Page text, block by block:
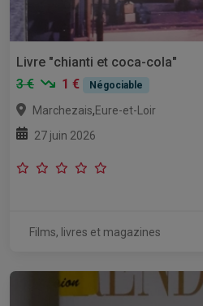
Livre "chianti et coca-cola"
3 €
1 € Négociable
Marchezais,Eure-et-Loir
27 juin 2026
Films, livres et magazines